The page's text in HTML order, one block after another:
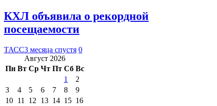
КХЛ объявила о рекордной
посещаемости
ТАСС3 месяца спустя 0
Август 2026
Пн Вт Ср Чт Пт Сб Вс
1
2
3
4 5 6 7 8
9
10 11 12 13 14 15 16